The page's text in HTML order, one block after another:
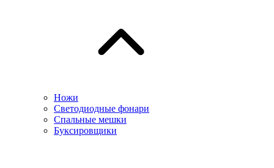
Ножи
Светодиодные фонари
Спальные мешки
Буксировщики